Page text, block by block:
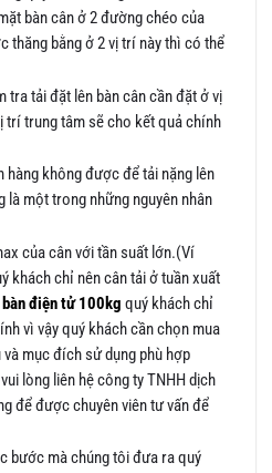
bàn cân ở 2 đường chéo của
thăng bằng ở 2 vị trí này thì có thể
tra tải đặt lên bàn cân cần đặt ở vị
trí trung tâm sẽ cho kết quả chính
hàng không được để tải nặng lên
là một trong những nguyên nhân
của cân với tần suất lớn.(Ví
khách chỉ nên cân tải ở tuần xuất
điện tử 100kg quý khách chỉ
vì vậy quý khách cần chọn mua
mục đích sử dụng phù hợp
lòng liên hệ công ty TNHH dịch
để được chuyên viên tư vấn để
bước mà chúng tôi đưa ra quý